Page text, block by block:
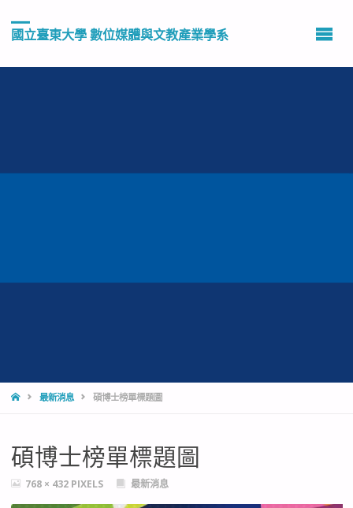
國立臺東大學 數位媒體與文教產業學系
HOME最新消息 碩博士榜單標題圖
碩博士榜單標題圖
FULL768 × 432 PIXELS 最新消息